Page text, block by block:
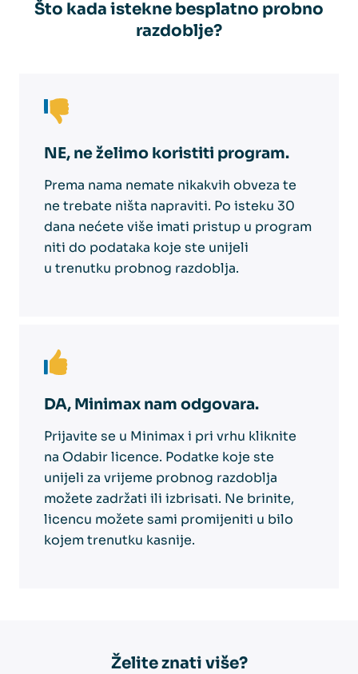
Što kada istekne besplatno probno
razdoblje?
NE, ne želimo koristiti program.
Prema nama nemate nikakvih obveza te
ne trebate ništa napraviti. Po isteku 30
dana nećete više imati pristup u program
niti do podataka koje ste unijeli
u trenutku probnog razdoblja.
DA, Minimax nam odgovara.
Prijavite se u Minimax i pri vrhu kliknite
na Odabir licence. Podatke koje ste
unijeli za vrijeme probnog razdoblja
možete zadržati ili izbrisati. Ne brinite,
licencu možete sami promijeniti u bilo
kojem trenutku kasnije.
Želite znati više?